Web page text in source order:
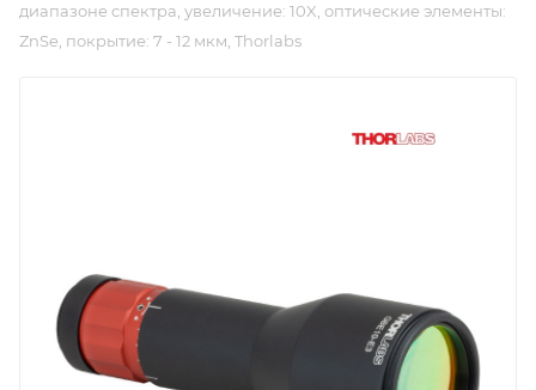
диапазоне спектра, увеличение: 10X, оптические элементы:
ZnSe, покрытие: 7 - 12 мкм, Thorlabs